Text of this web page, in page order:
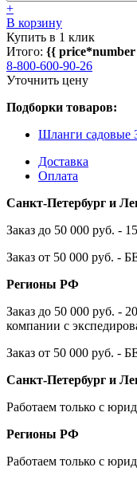
+
В корзину
Купить в 1 клик
Итого: {{
8-800-600-90-26
Уточнить цену
Подборки товаров:
Шланги садовые
Доставка
Оплата
Санкт-Петербург и
Заказ до 50 000 руб. -
Заказ от 50 000 руб.
Регионы РФ
Заказ до 50 000 руб. -
компании с
Заказ от 50 000 руб.
Санкт-Петербург и
Работаем только с
Регионы РФ
Работаем только с